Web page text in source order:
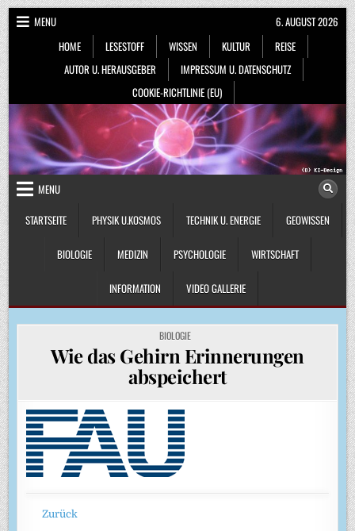
Skip
to
content
MENU
HOME
LESESTOFF WISSEN KULTUR
REISE
AUTOR U. HERAUSGEBER
IMPRESSUM U. DATENSCHUTZ
COOKIE-RICHTLINIE (EU)
6. AUGUST 2026
MENU
STARTSEITE
PHYSIK U.KOSMOS TECHNIK U. ENERGIE GEOWISSEN
BIOLOGIE MEDIZIN PSYCHOLOGIE WIRTSCHAFT
INFORMATION VIDEO GALLERIE
POSTED
IN
BIOLOGIE
Wie das Gehirn Erinnerungen
abspeichert
Zurück